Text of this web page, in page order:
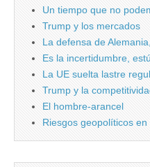
Un tiempo que no
Trump y los mercados
La defensa de
Es la incertidumbre,
La UE suelta lastre
Trump y la
El hombre-arancel
Riesgos geopolíticos en